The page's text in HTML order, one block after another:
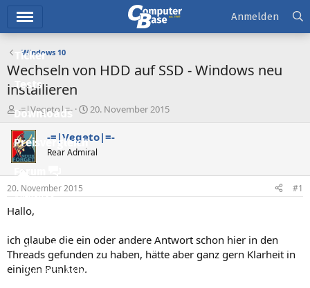
Ticker
Tests
Downloads
Preisvergleich
Forum
Aktuelles
Neue Beiträge
Neueste Aktivitäten
Anmelden
Windows 10
Wechseln von HDD auf SSD - Windows neu
installieren
E
r
s
t
e
e
r
-=|Vegeto|=-
E
s
e
t
20. November 2015
-=|Vegeto|=-
Rear Admiral
20. November 2015 #1
Hallo,
ich glaube die ein oder andere Antwort schon hier in den
Threads gefunden zu haben, hätte aber ganz gern Klarheit in
einigen Punkten.